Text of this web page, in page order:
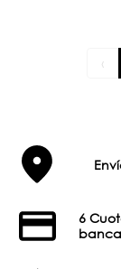
‹
6